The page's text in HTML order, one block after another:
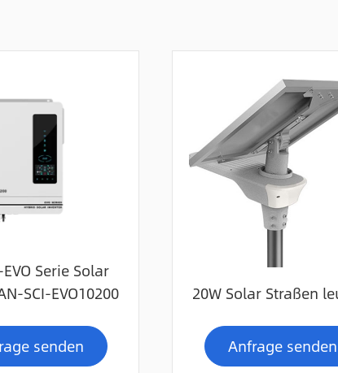
Serie Solar
SCI-EVO10200
senden
20W Solar Straßen
Anfrage senden